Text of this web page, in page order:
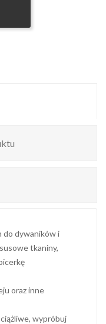
do dywaników i
tkaniny,
oraz inne
wypróbuj